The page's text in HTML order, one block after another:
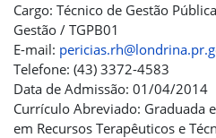
Cargo: Técnico de Gestão
Gestão / TGPB01
E-mail:
Telefone: (43) 3372-4583
Data de Admissão: 01/04/2014
Currículo Abreviado: Graduada
em Recursos Terapêuticos e